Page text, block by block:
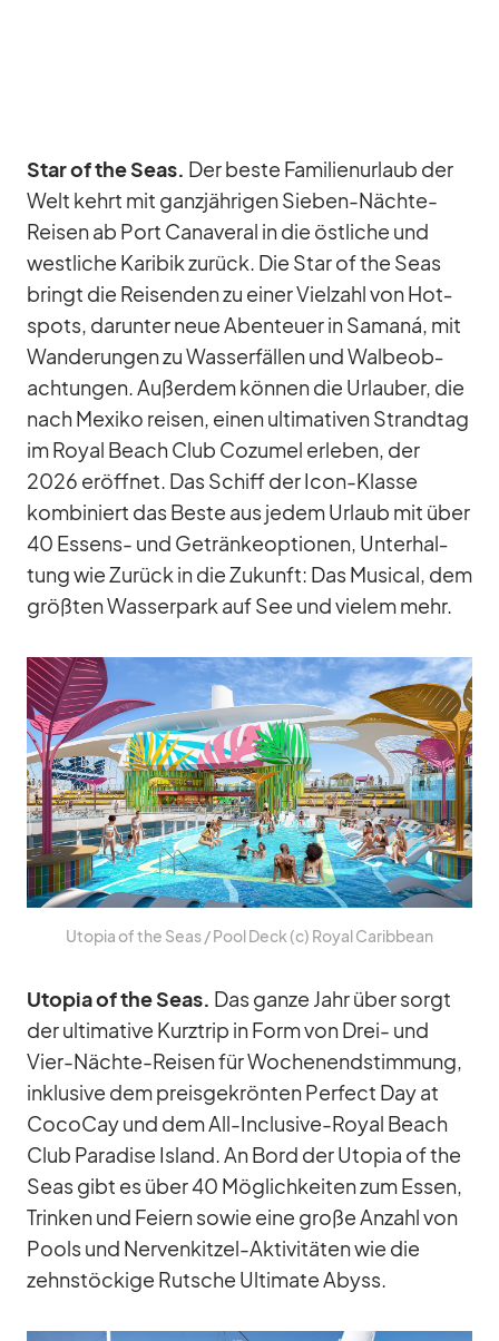
Star of the Seas. Der beste Fa­mi­li­en­ur­laub der
Welt kehrt mit ganz­jäh­ri­gen Sie­ben-Nächte-
Rei­sen ab Port Ca­na­ve­ral in die öst­li­che und
west­li­che Ka­ri­bik zu­rück. Die Star of the Seas
bringt die Rei­sen­den zu ei­ner Viel­zahl von Hot­
spots, dar­un­ter neue Aben­teuer in Sa­maná, mit
Wan­de­run­gen zu Was­ser­fäl­len und Wal­be­ob­
ach­tun­gen. Au­ßer­dem kön­nen die Ur­lau­ber, die
nach Me­xiko rei­sen, ei­nen ul­ti­ma­ti­ven Strand­tag
im Royal Beach Club Co­zu­mel er­le­ben, der
2026 er­öff­net. Das Schiff der Icon-Klasse
kom­bi­niert das Beste aus je­dem Ur­laub mit über
40 Es­sens- und Ge­trän­ke­op­tio­nen, Un­ter­hal­
tung wie Zu­rück in die Zu­kunft: Das Mu­si­cal, dem
größ­ten Was­ser­park auf See und vie­lem mehr.
Uto­pia of the Seas /​ Pool Deck (c) Royal Ca­rib­bean
Uto­pia of the Seas. Das ganze Jahr über sorgt
der ul­ti­ma­tive Kurz­trip in Form von Drei- und
Vier-Nächte-Rei­sen für Wo­chen­end­stim­mung,
in­klu­sive dem preis­ge­krön­ten Per­fect Day at
Co­co­Cay und dem All-In­clu­sive-Royal Beach
Club Pa­ra­dise Is­land. An Bord der Uto­pia of the
Seas gibt es über 40 Mög­lich­kei­ten zum Es­sen,
Trin­ken und Fei­ern so­wie eine große An­zahl von
Pools und Ner­ven­kit­zel-Ak­ti­vi­tä­ten wie die
zehn­stö­ckige Rut­sche Ul­ti­mate Abyss.